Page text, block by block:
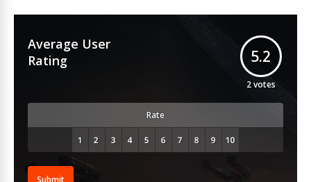
Average User
Rating
5.2
2votes
Rate
Submit